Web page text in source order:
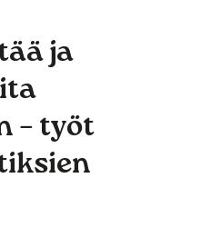
ja
– työt